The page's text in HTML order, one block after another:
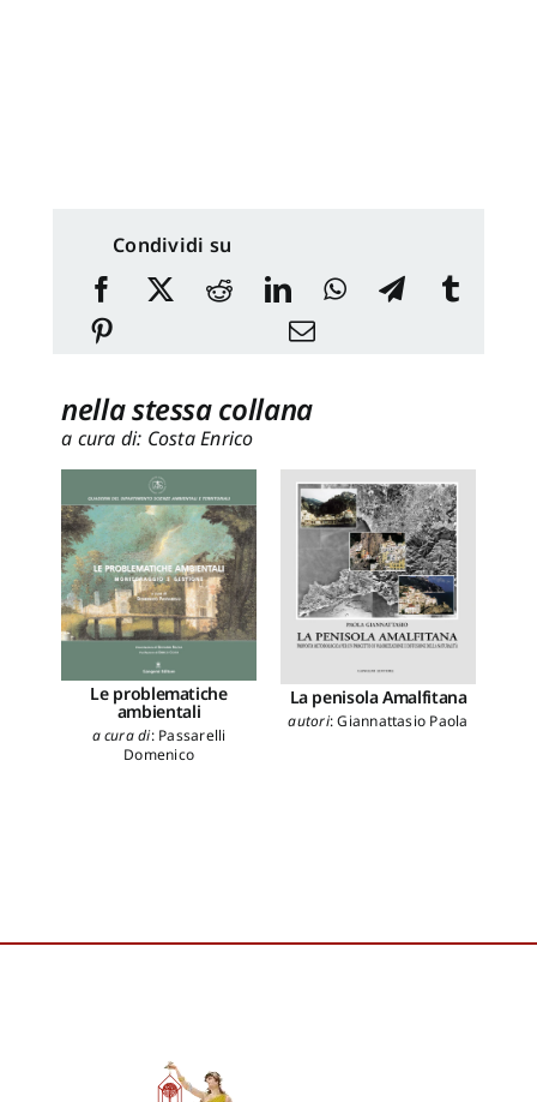
Condividi su
nella stessa collana
a cura di: Costa Enrico
Le problematiche
ambientali
a cura di: Passarelli
Domenico
La penisola Amalfitana
autori:Giannattasio Paola